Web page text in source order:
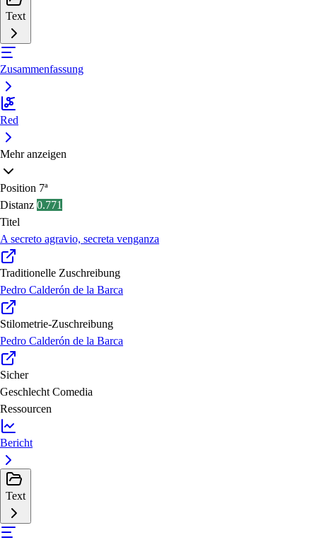
Text
Zusammenfassung
Red
Mehr anzeigen
Position 7ª
Distanz 0.771
Titel
A secreto agravio, secreta venganza
Traditionelle Zuschreibung
Pedro Calderón de la Barca
Stilometrie-Zuschreibung
Pedro Calderón de la Barca
Sicher
Geschlecht Comedia
Ressourcen
Bericht
Text